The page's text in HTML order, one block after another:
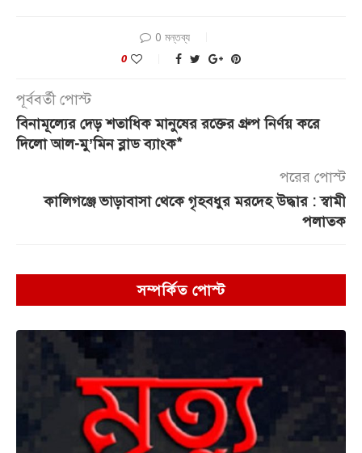
0 মন্তব্য
0
পূর্ববর্তী পোস্ট
বিনামূল্যের দেড় শতাধিক মানুষের রক্তের গ্রুপ নির্ণয় করে
দিলো আল-মু’মিন ব্লাড ব্যাংক*
পরের পোস্ট
কালিগঞ্জে ভাড়াবাসা থেকে গৃহবধুর মরদেহ উদ্ধার : স্বামী
পলাতক
সম্পর্কিত পোস্ট